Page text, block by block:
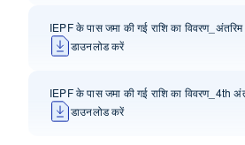
IEPF के पास जमा की गई राशि का
डाउनलोड करें
IEPF के पास जमा की गई राशि का विवरण_4th
डाउनलोड करें